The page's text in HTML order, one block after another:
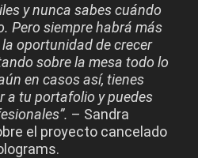
y nunca sabes cuándo
Pero siempre habrá más
oportunidad de crecer
sobre la mesa todo lo
en casos así, tienes
a tu portafolio y puedes
– Sandra
el proyecto cancelado